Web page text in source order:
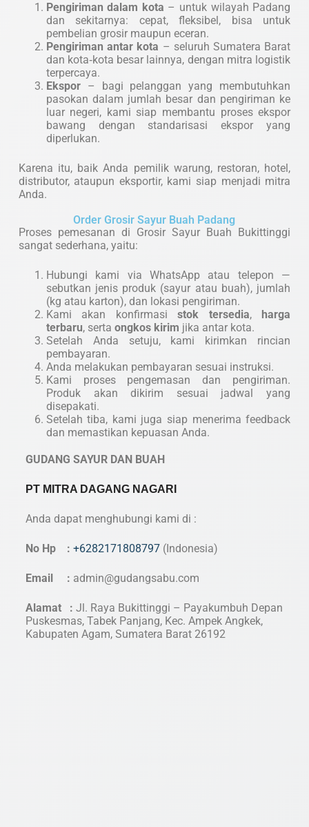
Pengiriman dalam kota – untuk wilayah Padang
dan sekitarnya: cepat, fleksibel, bisa untuk
pembelian grosir maupun eceran.
Pengiriman antar kota – seluruh Sumatera Barat
dan kota‑kota besar lainnya, dengan mitra logistik
terpercaya.
Ekspor– bagi pelanggan yang membutuhkan
pasokan dalam jumlah besar dan pengiriman ke
luar negeri, kami siap membantu proses ekspor
bawang dengan standarisasi ekspor yang
diperlukan.
Karena itu, baik Anda pemilik warung, restoran, hotel,
distributor, ataupun eksportir, kami siap menjadi mitra
Anda.
Order Grosir Sayur Buah Padang
Proses pemesanan di Grosir Sayur Buah Bukittinggi
sangat sederhana, yaitu:
Hubungi kami via WhatsApp atau telepon —
sebutkan jenis produk (sayur atau buah), jumlah
(kg atau karton), dan lokasi pengiriman.
Kami akan konfirmasistok tersedia,
harga
terbaru, serta ongkos kirim jika antar kota.
Setelah Anda setuju, kami kirimkan rincian
pembayaran.
Anda melakukan pembayaran sesuai instruksi.
Kami proses pengemasan dan pengiriman.
Produk akan dikirim sesuai jadwal yang
disepakati.
Setelah tiba, kami juga siap menerima feedback
dan memastikan kepuasan Anda.
GUDANG SAYUR DAN BUAH
PT MITRA DAGANG NAGARI
Anda dapat menghubungi kami di :
No Hp : +6282171808797(Indonesia)
Email : admin@gudangsabu.com
Alamat : Jl. Raya Bukittinggi – Payakumbuh Depan
Puskesmas, Tabek Panjang, Kec. Ampek Angkek,
Kabupaten Agam, Sumatera Barat 26192